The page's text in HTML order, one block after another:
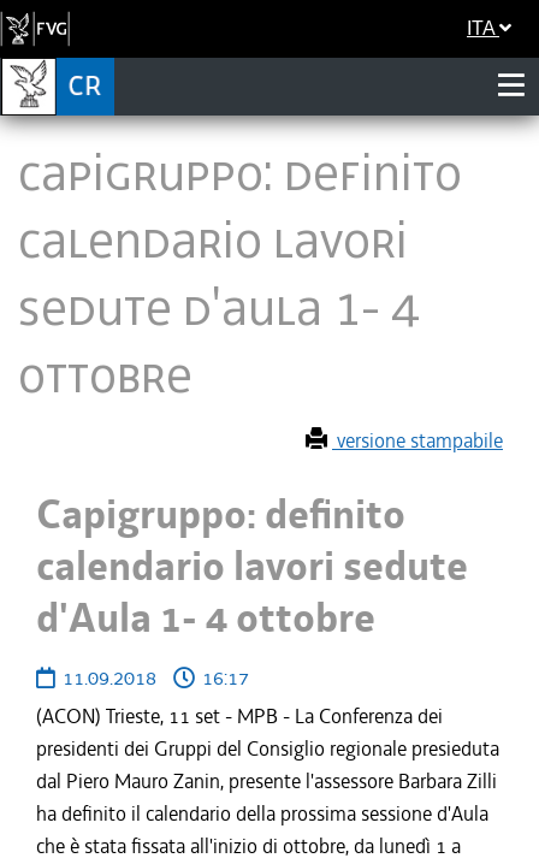
ITA
Capigruppo: definito
calendario lavori
sedute d'Aula 1- 4
ottobre
versione stampabile
Capigruppo: definito
calendario lavori sedute
d'Aula 1- 4 ottobre
11.09.2018
16:17
(ACON) Trieste, 11 set - MPB - La Conferenza dei
presidenti dei Gruppi del Consiglio regionale presieduta
dal Piero Mauro Zanin, presente l'assessore Barbara Zilli
ha definito il calendario della prossima sessione d'Aula
che è stata fissata all'inizio di ottobre, da lunedì 1 a